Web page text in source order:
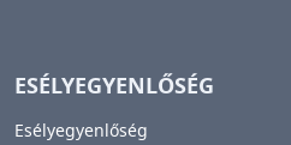
ESÉLYEGYENLŐSÉG
Esélyegyenlőség